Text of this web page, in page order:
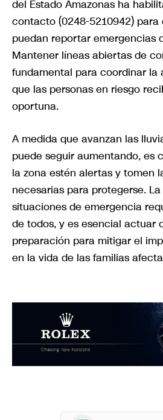
del Estado Amazonas ha
contacto (0248-5210942) para
puedan reportar emergencias
Mantener líneas abiertas de
fundamental para coordinar la
que las personas en riesgo
oportuna.
A medida que avanzan las
puede seguir aumentando, es
la zona estén alertas y tomen
necesarias para protegerse.
situaciones de emergencia
de todos, y es esencial actuar
preparación para mitigar el
en la vida de las familias